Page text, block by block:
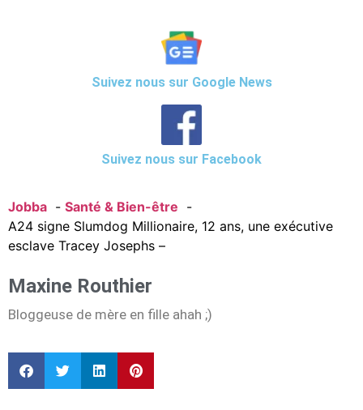
Suivez nous sur Google News
Suivez nous sur Facebook
Jobba
Santé & Bien-être
A24 signe Slumdog Millionaire, 12 ans, une exécutive
esclave Tracey Josephs –
Maxine Routhier
Bloggeuse de mère en fille ahah ;)